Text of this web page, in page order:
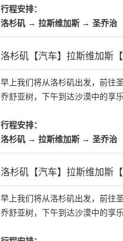
行程安排：
洛杉矶 → 拉斯维加斯 → 圣乔治
洛杉矶【汽车】拉斯维加斯
早上我们将从洛杉矶出发，前往
乔舒亚树，下午到达沙漠中的享
行程安排：
洛杉矶 → 拉斯维加斯 → 圣乔治
洛杉矶【汽车】拉斯维加斯
早上我们将从洛杉矶出发，前往
乔舒亚树，下午到达沙漠中的享